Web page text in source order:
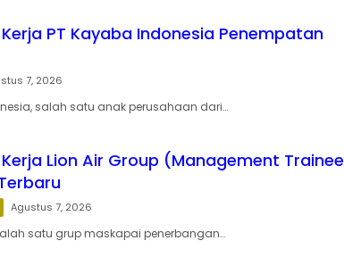
PT Kayaba Indonesia Penempatan
7, 2026
salah satu anak perusahaan dari…
Lion Air Group (Management Trainee
Agustus 7, 2026
satu grup maskapai penerbangan…